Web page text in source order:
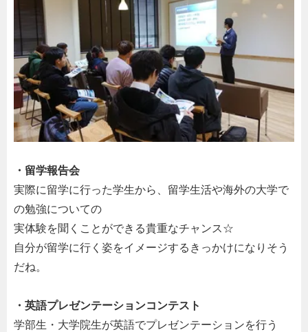
・留学報告会
実際に留学に行った学生から、留学生活や海外の大学で
の勉強についての
実体験を聞くことができる貴重なチャンス☆
自分が留学に行く姿をイメージするきっかけになりそう
だね。
・英語プレゼンテーションコンテスト
学部生・大学院生が英語でプレゼンテーションを行う